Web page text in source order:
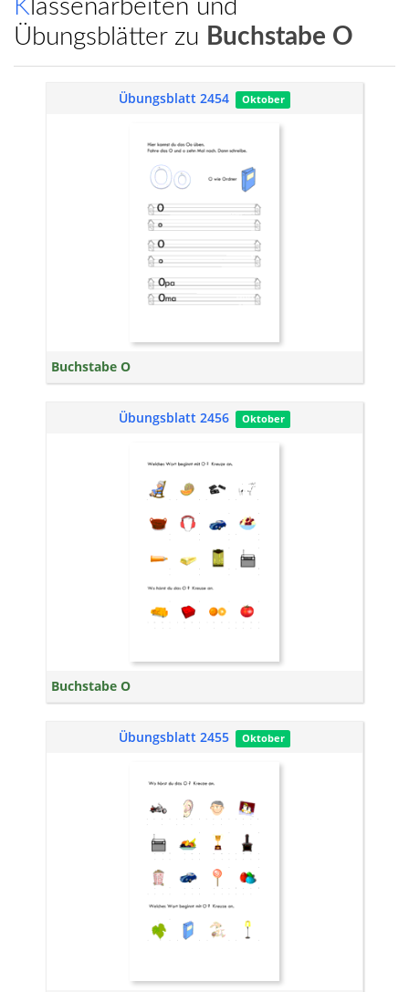
Klassenarbeiten und
Übungsblätter zu Buchstabe O
Übungsblatt 2454 Oktober
Buchstabe O
Übungsblatt 2456 Oktober
Buchstabe O
Übungsblatt 2455 Oktober